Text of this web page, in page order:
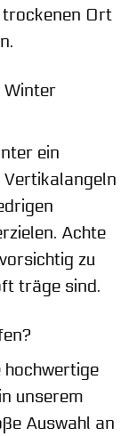
trockenen Ort
Winter
ein
Achte
zu
träge sind.
hochwertige
unserem
Auswahl an